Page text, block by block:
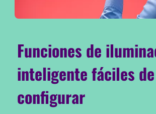
Funciones de
inteligente fáciles de
configurar